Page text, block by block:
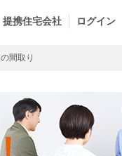
提携住宅会社 ログイン
間取り